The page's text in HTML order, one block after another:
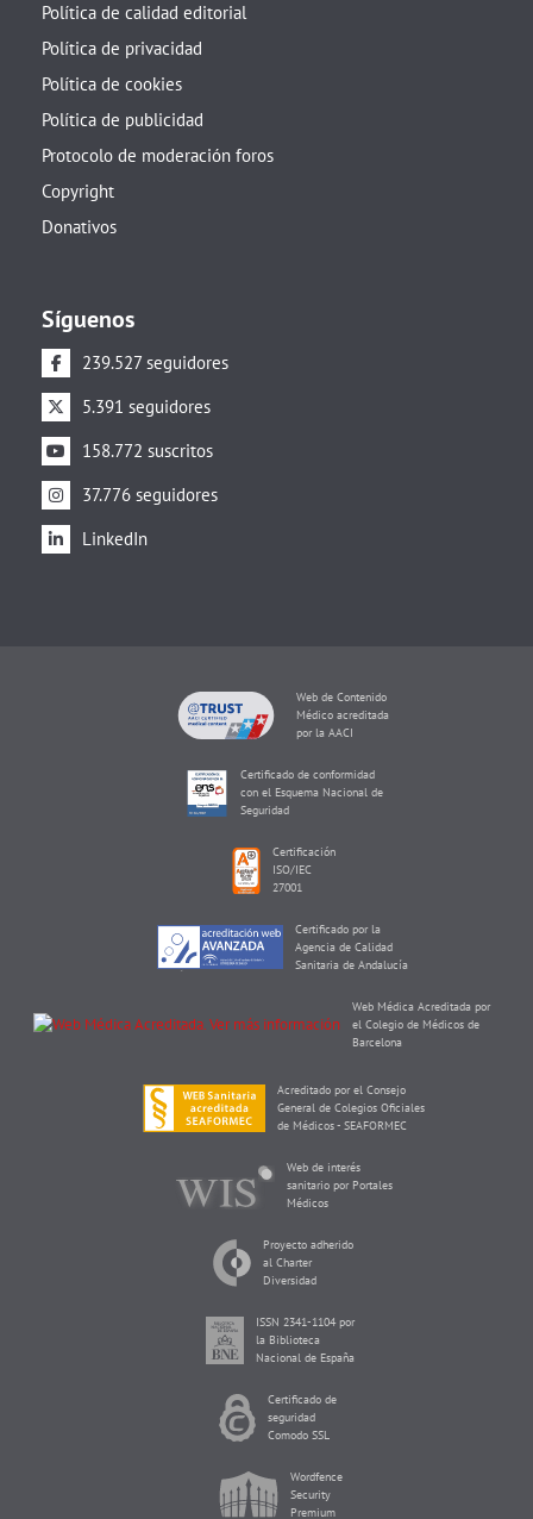
Política de calidad editorial
Política de privacidad
Política de cookies
Política de publicidad
Protocolo de moderación foros
Copyright
Donativos
Síguenos
239.527 seguidores
5.391 seguidores
158.772 suscritos
37.776 seguidores
LinkedIn
Web de Contenido
Médico acreditada
por la AACI
Certificado de conformidad
con el Esquema Nacional de
Seguridad
Certificación
ISO/IEC
27001
Certificado por la
Agencia de Calidad
Sanitaria de Andalucía
Web Médica Acreditada por
el Colegio de Médicos de
Barcelona
Acreditado por el Consejo
General de Colegios Oficiales
de Médicos - SEAFORMEC
Web de interés
sanitario por Portales
Médicos
Proyecto adherido
al Charter
Diversidad
ISSN 2341-1104 por
la Biblioteca
Nacional de España
Certificado de
seguridad
Comodo SSL
Wordfence
Security
Premium